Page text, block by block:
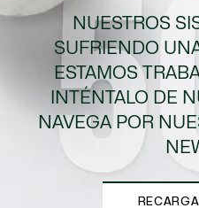
NUESTROS
SUFRIENDO
ESTAMOS
INTÉNTALO DE
NAVEGA POR